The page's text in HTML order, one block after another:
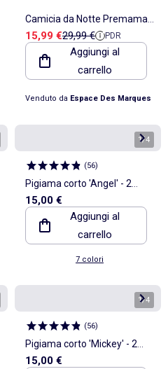
Camicia da Notte Premaman
Mamalicious
Prezzo di vendita
15,99 €Prezzo di riferimento
29,99 € PDR
Aggiungi al
carrello
Venduto da Espace Des Marques
1/4
(56)
Pigiama corto 'Angel' - 2
pezzi
15,00 €
Aggiungi al
carrello
7 colori
1/4
(56)
Pigiama corto 'Mickey' - 2
pezzi
15,00 €